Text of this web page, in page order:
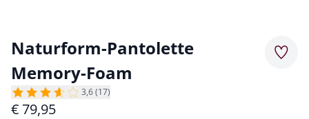
Naturform-Pantolette
Memory-Foam
3,6 (17)
€ 79,95